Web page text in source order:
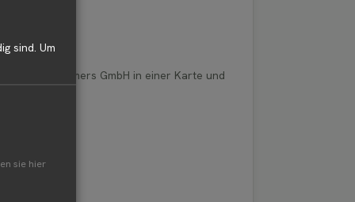
RegioFarmers GmbH in einer Karte und
sind. Um
sie hier